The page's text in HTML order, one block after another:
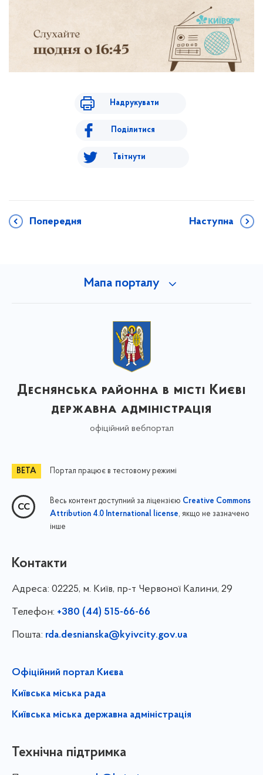
Надрукувати
Поділитися
Твітнути
Попередня Наступна
Мапа порталу
Деснянська районна в місті Києві
державна адміністрація
офіційний вебпортал
Портал працює в тестовому режимі
Весь контент доступний за ліцензією Creative Commons
Attribution 4.0 International license, якщо не зазначено
інше
Контакти
Адреса: 02225, м. Київ, пр-т Червоної Калини, 29
Телефон: +380 (44) 515-66-66
Пошта: rda.desnianska@kyivcity.gov.ua
Офіційний портал Києва
Київська міська рада
Київська міська державна адміністрація
Технічна підтримка